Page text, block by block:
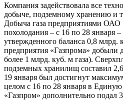
Компания задействовала все
добыче, подземному хранению и
Добыча газа предприятиями ОАО
похолодания – с 16 по 28 января –
утвержденного баланса 0,8 млрд.
предприятия «Газпрома» добыли
более 1 млрд. куб. м газа).
подземных хранилищ составил
19 января был достигнут
целом с 16 по 28 января в Единую
«Газпром» дополнительно подал